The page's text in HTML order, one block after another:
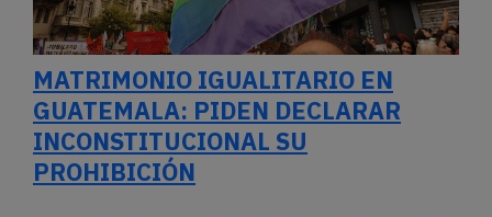
MATRIMONIO IGUALITARIO EN
GUATEMALA: PIDEN DECLARAR
INCONSTITUCIONAL SU
PROHIBICIÓN